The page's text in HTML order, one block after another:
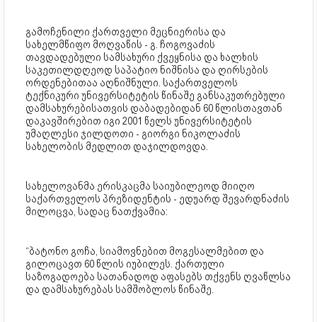
გამოჩენილი ქართველი მეცნიერისა და
სახელმწიფო მოღვაწის - გ. ჩოგოვაძის
თავდადებული სამსახური ქვეყნისა და ხალხის
საკეთილდღეოდ საპატიო ნიშნისა და ღირსების
ორდენებითაა აღნიშნული. საქართველოს
ტექნიკური უნივერსიტეტის წინაშე განსაკუთრებული
დამსახურებისათვის დაბადებიდან 60 წლისთავთან
დაკავშირებით იგი 2001 წელს უნივერსიტეტის
უმაღლესი ჯილდოთი - გიორგი ნიკოლაძის
სახელობის მედლით დაჯილდოვდა.
სახელოვანმა ერისკაცმა საიუბილეოდ მიიღო
საქართველოს პრეზიდენტის - ედუარდ შევარდნაძის
მილოცვა, სადაც ნათქვამია:
“ბატონო გოჩა, სიამოვნებით მოგესალმებით და
გილოცავთ 60 წლის იუბილეს. ქართული
საზოგადოება სათანადოდ აფასებს თქვენს ღვაწლსა
და დამსახურებას სამშობლოს წინაშე.